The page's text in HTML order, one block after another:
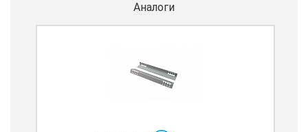
Аналоги